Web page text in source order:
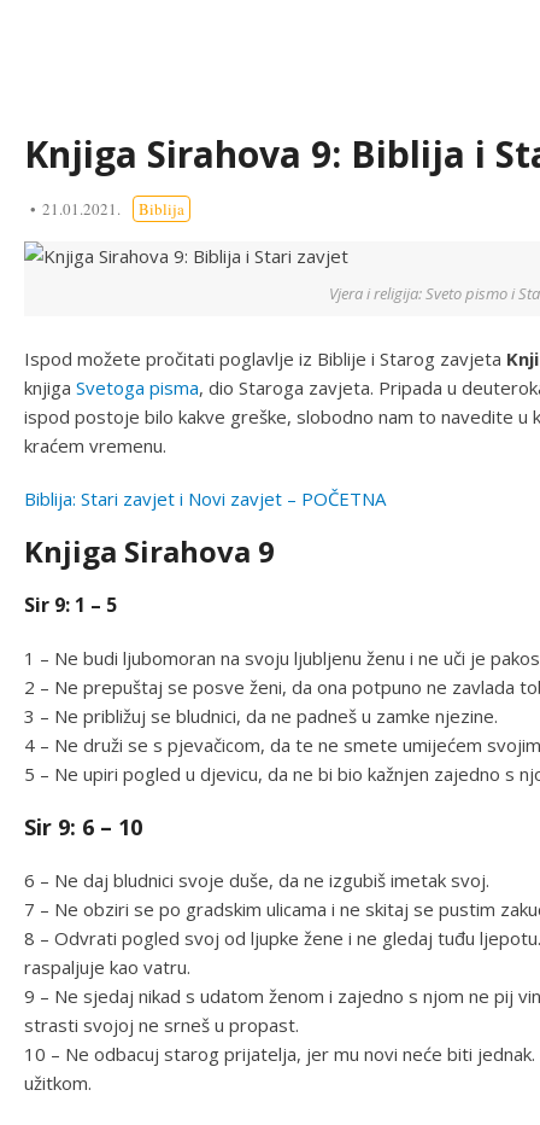
Knjiga Sirahova 9: Biblija i
21.01.2021. Biblija
Vjera i religija: Sveto pismo i
Ispod možete pročitati poglavlje iz Biblije i Starog zavjeta
knjiga Svetoga pisma, dio Staroga zavjeta. Pripada u
ispod postoje bilo kakve greške, slobodno nam to navedite
kraćem vremenu.
Biblija: Stari zavjet i Novi zavjet – POČETNA
Knjiga Sirahova 9
Sir 9: 1 – 5
1 – Ne budi ljubomoran na svoju ljubljenu ženu i ne uči je
2 – Ne prepuštaj se posve ženi, da ona potpuno ne zavlada
3 – Ne približuj se bludnici, da ne padneš u zamke njezine.
4 – Ne druži se s pjevačicom, da te ne smete umijećem
5 – Ne upiri pogled u djevicu, da ne bi bio kažnjen zajedno s
Sir 9: 6 – 10
6 – Ne daj bludnici svoje duše, da ne izgubiš imetak svoj.
7 – Ne obziri se po gradskim ulicama i ne skitaj se pustim
8 – Odvrati pogled svoj od ljupke žene i ne gledaj tuđu
raspaljuje kao vatru.
9 – Ne sjedaj nikad s udatom ženom i zajedno s njom ne pij
strasti svojoj ne srneš u propast.
10 – Ne odbacuj starog prijatelja, jer mu novi neće biti
užitkom.